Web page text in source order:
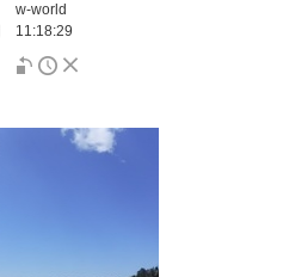
w-world
11:18:29